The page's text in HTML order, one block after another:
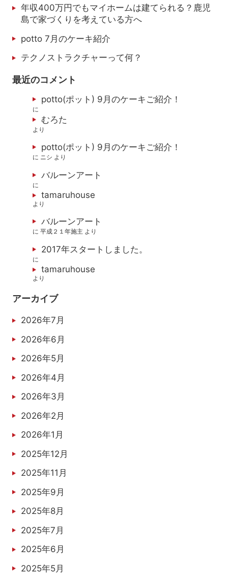
年収400万円でもマイホームは建てられる？鹿児
島で家づくりを考えている方へ
potto 7月のケーキ紹介
テクノストラクチャーって何？
最近のコメント
potto(ポット) 9月のケーキご紹介！
に
むろた
より
potto(ポット) 9月のケーキご紹介！
に ニシ より
バルーンアート
に
tamaruhouse
より
バルーンアート
に平成２１年施主 より
2017年スタートしました。
に
tamaruhouse
より
アーカイブ
2026年7月
2026年6月
2026年5月
2026年4月
2026年3月
2026年2月
2026年1月
2025年12月
2025年11月
2025年9月
2025年8月
2025年7月
2025年6月
2025年5月